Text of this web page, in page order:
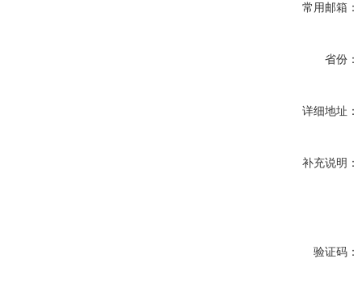
常用邮箱：
省份：
详细地址：
补充说明：
验证码：